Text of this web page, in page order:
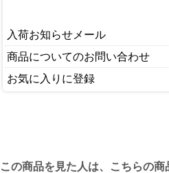
入荷お知らせメール
商品についてのお問い合わせ
お気に入りに登録
この商品を見た人は、こちらの商